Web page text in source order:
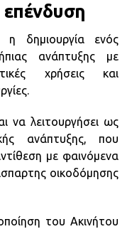
επένδυση
δημιουργία ενός
ανάπτυξης με
χρήσεις και
να λειτουργήσει ως
ανάπτυξης, που
με φαινόμενα
οικοδόμησης
του Ακινήτου